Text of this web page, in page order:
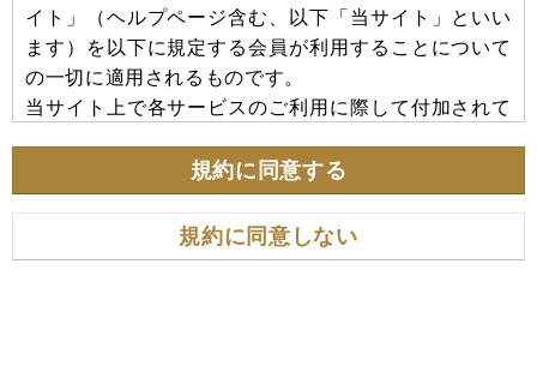
イト」（ヘルプページ含む、以下「当サイト」といい
ます）を以下に規定する会員が利用することについて
の一切に適用されるものです。
当サイト上で各サービスのご利用に際して付加されて
すべてを含めたものが利用規約となっております。
（ただし、一部他社サイトとリンクするサービスにつ
いては、当サイトのサポート範囲外となる為、各リン
ク先の規約に従うものとします）
規約に同意しない
規約に同意する